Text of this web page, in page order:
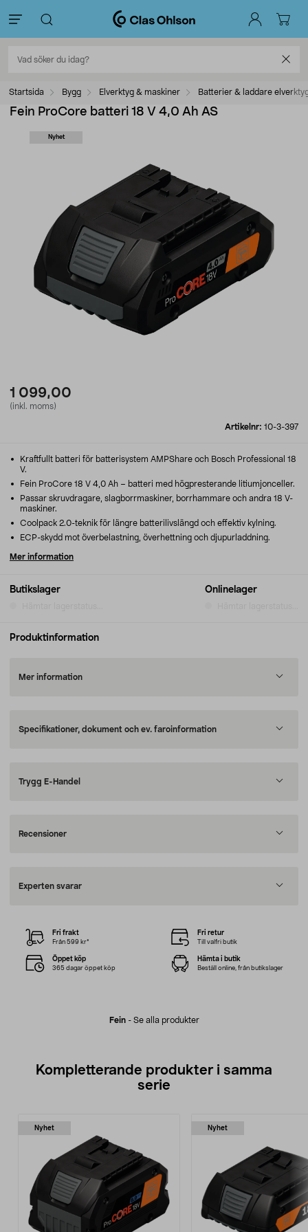
Startsida Bygg Elverktyg & maskiner Batterier & laddare
Fein ProCore batteri 18 V 4,0 Ah AS
Nyhet
1 099,00
(inkl. moms)
Artikelnr: 10-3-397
Butikslager Onlinelager
Kraftfullt batteri för batterisystem AMPShare och Bosch Professional 18
V.
Fein ProCore 18 V 4,0 Ah – batteri med högpresterande litiumjonceller.
Passar skruvdragare, slagborrmaskiner, borrhammare och andra 18 V-
maskiner.
Coolpack 2.0-teknik för längre batterilivslängd och effektiv kylning.
ECP-skydd mot överbelastning, överhettning och djupurladdning.
Mer information
Produktinformation
Mer information
Specifikationer, dokument och ev. faroinformation
Trygg E-Handel
Recensioner
Experten svarar
Fein- Se alla produkter
Fri frakt
Från 599 kr*
Fri retur
Till valfri butik
Öppet köp
365 dagar öppet köp
Hämta i butik
Beställ online, från butikslager
Kompletterande produkter i samma
serie
Nyhet Nyhet